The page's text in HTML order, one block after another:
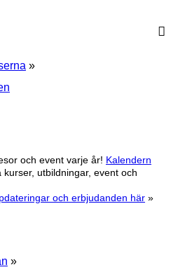
»
och event varje år! Kalendern
utbildningar, event och
och erbjudanden här»
»